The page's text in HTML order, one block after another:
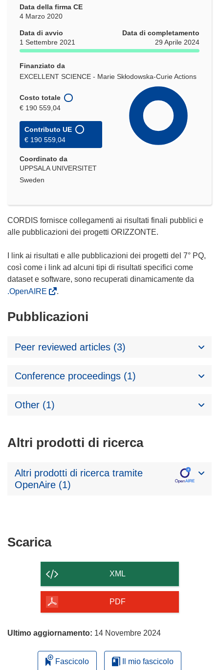
Data della firma CE
4 Marzo 2020
Data di avvio
1 Settembre 2021
Data di completamento
29 Aprile 2024
Finanziato da
EXCELLENT SCIENCE - Marie Skłodowska-Curie Actions
Costo totale
€ 190 559,04
Contributo UE
€ 190 559,04
Coordinato da
UPPSALA UNIVERSITET
Sweden
CORDIS fornisce collegamenti ai risultati finali pubblici e
alle pubblicazioni dei progetti ORIZZONTE.
I link ai risultati e alle pubblicazioni dei progetti del 7° PQ,
così come i link ad alcuni tipi di risultati specifici come
dataset e software, sono recuperati dinamicamente da
.OpenAIRE
.
Pubblicazioni
Peer reviewed articles (3)
Conference proceedings (1)
Other (1)
Altri prodotti di ricerca
Altri prodotti di ricerca tramite
OpenAire (1)
ScaricaScarica
contenuto
della
pagina
XML
PDF
Ultimo aggiornamento: 14 Novembre 2024
Fascicolo Il mio fascicolo